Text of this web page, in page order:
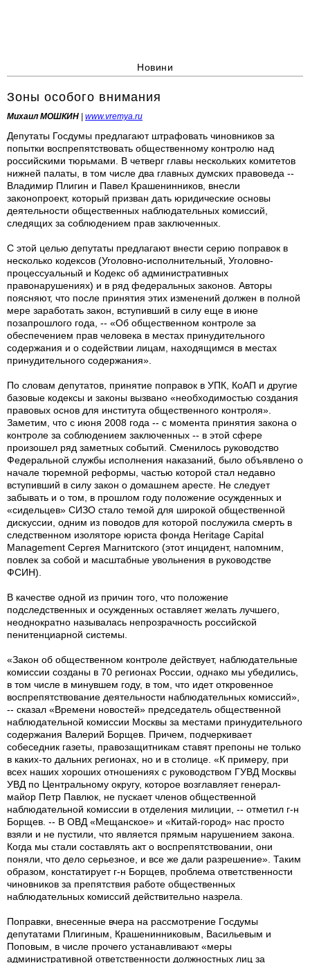
Новини
Зоны особого внимания
Михаил МОШКИН www.vremya.ru
Депутаты Госдумы предлагают штрафовать чиновников за
попытки воспрепятствовать общественному контролю над
российскими тюрьмами. В четверг главы нескольких комитетов
нижней палаты, в том числе два главных думских правоведа --
Владимир Плигин и Павел Крашенинников, внесли
законопроект, который призван дать юридические основы
деятельности общественных наблюдательных комиссий,
следящих за соблюдением прав заключенных.
С этой целью депутаты предлагают внести серию поправок в
несколько кодексов (Уголовно-исполнительный, Уголовно-
процессуальный и Кодекс об административных
правонарушениях) и в ряд федеральных законов. Авторы
поясняют, что после принятия этих изменений должен в полной
мере заработать закон, вступивший в силу еще в июне
позапрошлого года, -- «Об общественном контроле за
обеспечением прав человека в местах принудительного
содержания и о содействии лицам, находящимся в местах
принудительного содержания».
По словам депутатов, принятие поправок в УПК, КоАП и другие
базовые кодексы и законы вызвано «необходимостью создания
правовых основ для института общественного контроля».
Заметим, что с июня 2008 года -- с момента принятия закона о
контроле за соблюдением заключенных -- в этой сфере
произошел ряд заметных событий. Сменилось руководство
Федеральной службы исполнения наказаний, было объявлено о
начале тюремной реформы, частью которой стал недавно
вступивший в силу закон о домашнем аресте. Не следует
забывать и о том, в прошлом году положение осужденных и
«сидельцев» СИЗО стало темой для широкой общественной
дискуссии, одним из поводов для которой послужила смерть в
следственном изоляторе юриста фонда Heritage Capital
Management Сергея Магнитского (этот инцидент, напомним,
повлек за собой и масштабные увольнения в руководстве
ФСИН).
В качестве одной из причин того, что положение
подследственных и осужденных оставляет желать лучшего,
неоднократно называлась непрозрачность российской
пенитенциарной системы.
«Закон об общественном контроле действует, наблюдательные
комиссии созданы в 70 регионах России, однако мы убедились,
в том числе в минувшем году, в том, что идет откровенное
воспрепятствование деятельности наблюдательных комиссий»,
-- сказал «Времени новостей» председатель общественной
наблюдательной комиссии Москвы за местами принудительного
содержания Валерий Борщев. Причем, подчеркивает
собеседник газеты, правозащитникам ставят препоны не только
в каких-то дальних регионах, но и в столице. «К примеру, при
всех наших хороших отношениях с руководством ГУВД Москвы
УВД по Центральному округу, которое возглавляет генерал-
майор Петр Павлюк, не пускает членов общественной
наблюдательной комиссии в отделения милиции, -- отметил г-н
Борщев. -- В ОВД «Мещанское» и «Китай-город» нас просто
взяли и не пустили, что является прямым нарушением закона.
Когда мы стали составлять акт о воспрепятствовании, они
поняли, что дело серьезное, и все же дали разрешение». Таким
образом, констатирует г-н Борщев, проблема ответственности
чиновников за препятствия работе общественных
наблюдательных комиссий действительно назрела.
Поправки, внесенные вчера на рассмотрение Госдумы
депутатами Плигиным, Крашенинниковым, Васильевым и
Поповым, в числе прочего устанавливают «меры
административной ответственности должностных лиц за